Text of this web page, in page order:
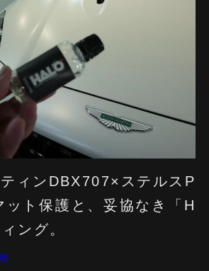
FAQ お知らせ
ィンDBX707×ステルスP
ット保護と、妥協なき「H
ング。